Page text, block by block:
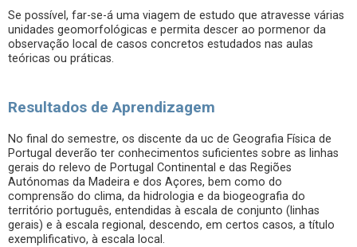
Se possível, far-se-á uma viagem de estudo que atravesse várias
unidades geomorfológicas e permita descer ao pormenor da
observação local de casos concretos estudados nas aulas
teóricas ou práticas.
Resultados de Aprendizagem
No final do semestre, os discente da uc de Geografia Física de
Portugal deverão ter conhecimentos suficientes sobre as linhas
gerais do relevo de Portugal Continental e das Regiões
Autónomas da Madeira e dos Açores, bem como do
comprensão do clima, da hidrologia e da biogeografia do
território português, entendidas à escala de conjunto (linhas
gerais) e à escala regional, descendo, em certos casos, a título
exemplificativo, à escala local.